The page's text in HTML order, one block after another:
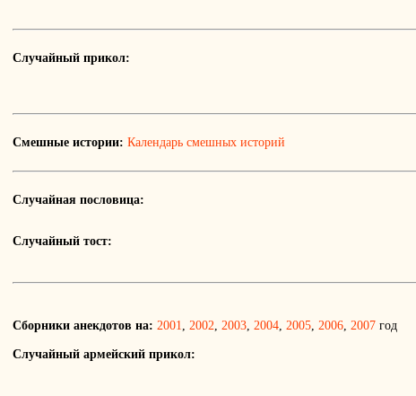
Случайный прикол:
Смешные истории: Календарь смешных историй
Случайная пословица:
Случайный тост:
Сборники анекдотов на: 2001, 2002, 2003, 2004, 2005, 2006, 2007 год
Случайный армейский прикол: